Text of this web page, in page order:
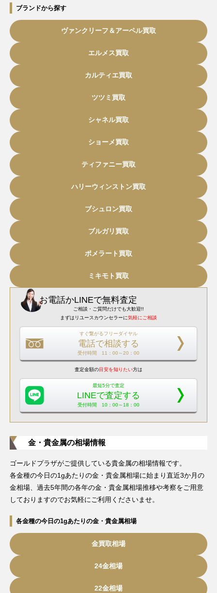
ブランドから探す
ヴァンクリーフ＆アーペル買取
エルメス買取
カルティエ買取
ツツミ買取
シャネル買取
ショーメ買取
ティファニー買取
ハリーウィンストン買取
ブシュロン買取
ブルガリ買取
ポメラート買取
ミキモト買取
お電話かLINEで無料査定
ご相談・ご質問だけでも大歓迎!!
まずはリユースカウンセラーに気軽にご相談
すぐ繋がるフリーダイヤル
電話で相談する
受付時間 11：00～20：00
査定金額の目安を知りたい方は
最短5分で査定
LINEで査定する
受付時間 10：00～18：00
金・貴金属の相場情報
ゴールドプラザがご提供している貴金属の相場情報です。
各金種の今日の1gあたりの金・貴金属相場に始まり直近3か月の
金相場、過去5年間の各年の金・貴金属相場推移や考察をご用意
しておりますのでお気軽にご利用くださいませ。
各金種の今日の1gあたりの金・貴金属相場
金買取相場
24金相場
22金相場